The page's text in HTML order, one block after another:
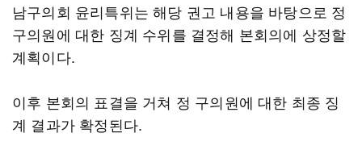
남구의회 윤리특위는 해당 권고 내용을 바탕으로 정
구의원에 대한 징계 수위를 결정해 본회의에 상정할
계획이다.
이후 본회의 표결을 거쳐 정 구의원에 대한 최종 징
계 결과가 확정된다.